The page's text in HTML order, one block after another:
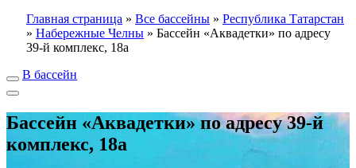
Главная страница » Все бассейны » Республика Татарстан
» Набережные Челны » Бассейн «Аквадетки» по адресу
39-й комплекс, 18а
В бассейн
Бассейн «Аквадетки» по адресу 39-й
комплекс, 18а